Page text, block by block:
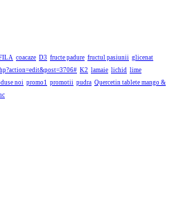
coacaze D3 fructe padure fructul pasiunii glicenat
K2 lamaie lichid lime
noi promo1 promotii pudra Quercetin tablete mango &